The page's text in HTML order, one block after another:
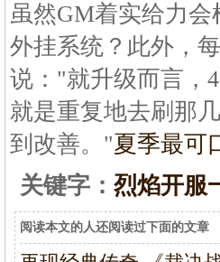
虽然GM着实给力
外挂系统？此外，
说："就升级而言，
就是重复地去刷那
到改善。"夏季最可
关键字： 烈焰开服
阅读本文的人还阅读过下面的文章